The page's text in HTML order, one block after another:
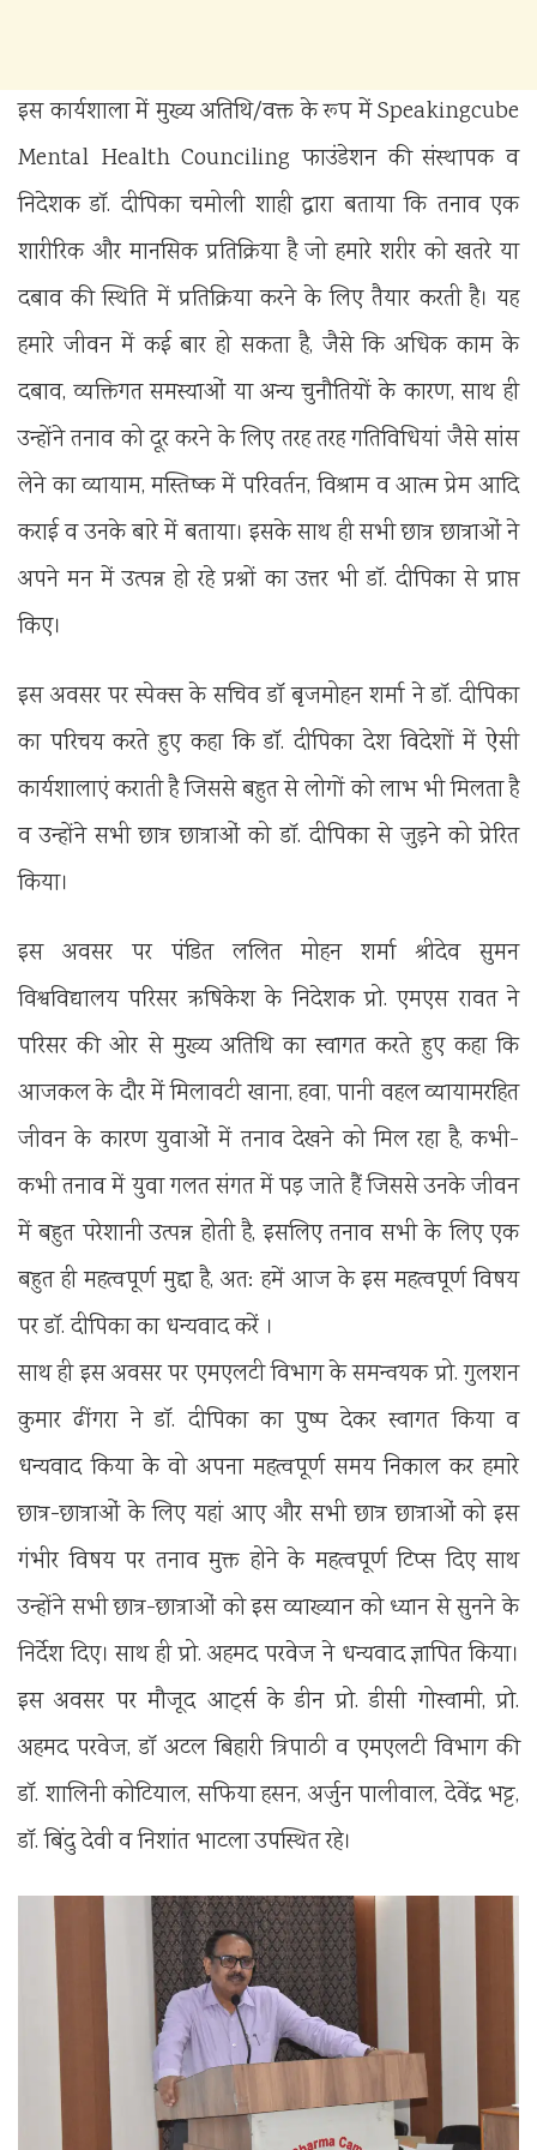
इस कार्यशाला में मुख्य अतिथि/वक्त के रूप में Speakingcube
Mental Health Counciling फाउंडेशन की संस्थापक व
निदेशक डॉ. दीपिका चमोली शाही द्वारा बताया कि तनाव एक
शारीरिक और मानसिक प्रतिक्रिया है जो हमारे शरीर को खतरे या
दबाव की स्थिति में प्रतिक्रिया करने के लिए तैयार करती है। यह
हमारे जीवन में कई बार हो सकता है, जैसे कि अधिक काम के
दबाव, व्यक्तिगत समस्याओं या अन्य चुनौतियों के कारण, साथ ही
उन्होंने तनाव को दूर करने के लिए तरह तरह गतिविधियां जैसे सांस
लेने का व्यायाम, मस्तिष्क में परिवर्तन, विश्राम व आत्म प्रेम आदि
कराई व उनके बारे में बताया। इसके साथ ही सभी छात्र छात्राओं ने
अपने मन में उत्पन्न हो रहे प्रश्नों का उत्तर भी डॉ. दीपिका से प्राप्त
किए।
इस अवसर पर स्पेक्स के सचिव डॉ बृजमोहन शर्मा ने डॉ. दीपिका
का परिचय करते हुए कहा कि डॉ. दीपिका देश विदेशों में ऐसी
कार्यशालाएं कराती है जिससे बहुत से लोगों को लाभ भी मिलता है
व उन्होंने सभी छात्र छात्राओं को डॉ. दीपिका से जुड़ने को प्रेरित
किया।
इस अवसर पर पंडित ललित मोहन शर्मा श्रीदेव सुमन
विश्वविद्यालय परिसर ऋषिकेश के निदेशक प्रो. एमएस रावत ने
परिसर की ओर से मुख्य अतिथि का स्वागत करते हुए कहा कि
आजकल के दौर में मिलावटी खाना, हवा, पानी वहल व्यायामरहित
जीवन के कारण युवाओं में तनाव देखने को मिल रहा है, कभी-
कभी तनाव में युवा गलत संगत में पड़ जाते हैं जिससे उनके जीवन
में बहुत परेशानी उत्पन्न होती है, इसलिए तनाव सभी के लिए एक
बहुत ही महत्वपूर्ण मुद्दा है, अत: हमें आज के इस महत्वपूर्ण विषय
पर डॉ. दीपिका का धन्यवाद करें ।
साथ ही इस अवसर पर एमएलटी विभाग के समन्वयक प्रो. गुलशन
कुमार ढींगरा ने डॉ. दीपिका का पुष्प देकर स्वागत किया व
धन्यवाद किया के वो अपना महत्वपूर्ण समय निकाल कर हमारे
छात्र-छात्राओं के लिए यहां आए और सभी छात्र छात्राओं को इस
गंभीर विषय पर तनाव मुक्त होने के महत्वपूर्ण टिप्स दिए साथ
उन्होंने सभी छात्र-छात्राओं को इस व्याख्यान को ध्यान से सुनने के
निर्देश दिए। साथ ही प्रो. अहमद परवेज ने धन्यवाद ज्ञापित किया।
इस अवसर पर मौजूद आर्ट्स के डीन प्रो. डीसी गोस्वामी, प्रो.
अहमद परवेज, डॉ अटल बिहारी त्रिपाठी व एमएलटी विभाग की
डॉ. शालिनी कोटियाल, सफिया हसन, अर्जुन पालीवाल, देवेंद्र भट्ट,
डॉ. बिंदु देवी व निशांत भाटला उपस्थित रहे।